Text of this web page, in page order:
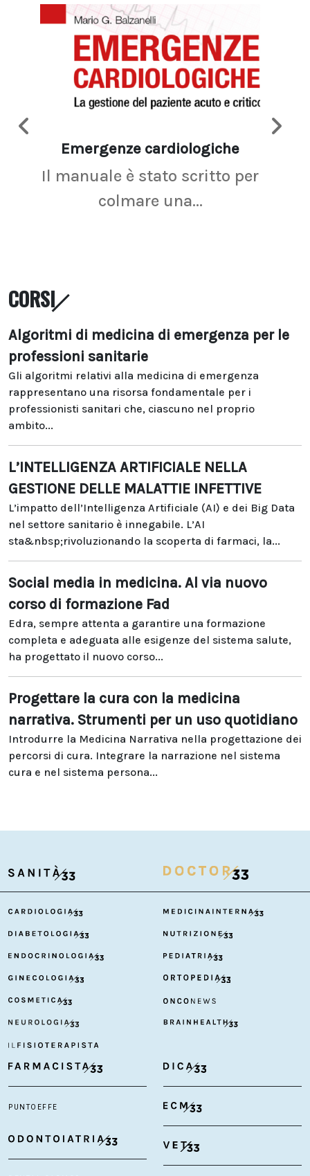
Emergenze cardiologiche
Il manuale è stato scritto per
colmare una...
CORSI
Algoritmi di medicina di emergenza per le
professioni sanitarie
Gli algoritmi relativi alla medicina di emergenza
rappresentano una risorsa fondamentale per i
professionisti sanitari che, ciascuno nel proprio
ambito...
L’INTELLIGENZA ARTIFICIALE NELLA
GESTIONE DELLE MALATTIE INFETTIVE
L’impatto dell’Intelligenza Artificiale (AI) e dei Big Data
nel settore sanitario è innegabile. L’AI
sta&nbsp;rivoluzionando la scoperta di farmaci, la...
Social media in medicina. Al via nuovo
corso di formazione Fad
Edra, sempre attenta a garantire una formazione
completa e adeguata alle esigenze del sistema salute,
ha progettato il nuovo corso...
Progettare la cura con la medicina
narrativa. Strumenti per un uso quotidiano
Introdurre la Medicina Narrativa nella progettazione dei
percorsi di cura. Integrare la narrazione nel sistema
cura e nel sistema persona...